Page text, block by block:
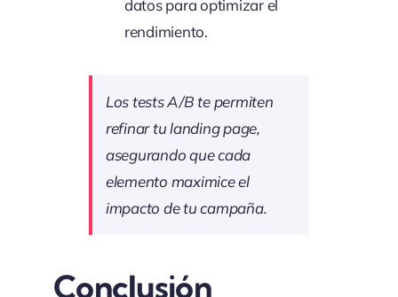
datos para optimizar el
rendimiento.
Los tests A/B te permiten
refinar tu landing page,
asegurando que cada
elemento maximice el
impacto de tu campaña.
Conclusión